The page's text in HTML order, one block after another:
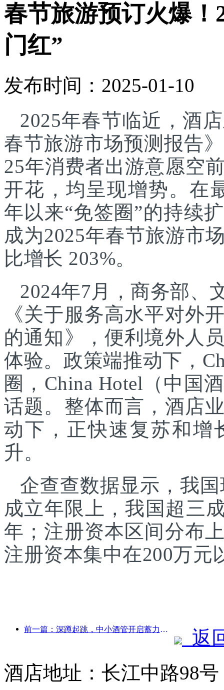
春节旅游预订火爆！
门红”
发布时间：2025-01-10
2025年春节临近，酒
春节旅游市场预测报告
25年消费者出游意愿空
开花，均呈现增势。在
年以来“免签圈”的持续
成为2025年春节旅游市
比增长 203%。
2024年7月，商务部、
《关于服务高水平对外
的通知》，便利境外人
体验。政策端推动下，
圈，China Hotel（中国
话题。整体而言，酒店
动下，正快速复苏和增
升。
企查查数据显示，我
成立年限上，我国超三
年；注册资本区间分布
注册资本集中在200万元
前一篇：深蹲起跳，中小酒管开启蓄力新征程
返
酒店地址：长江中路98